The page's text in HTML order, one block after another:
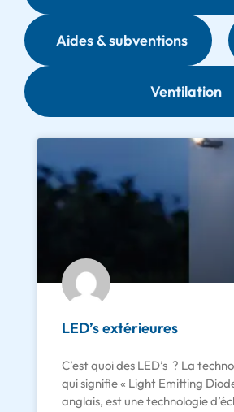
Aides & subventions
Ventilation
LED’s extérieures
C’est quoi des LED’s ? La
qui signifie « Light Emitting
anglais, est une technologie